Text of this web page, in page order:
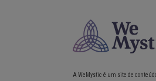
A WeMystic é um site de